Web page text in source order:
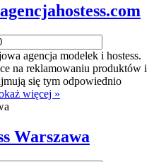
agencja modelek i hostess.
na reklamowaniu produktów i
się tym odpowiednio
więcej »
Warszawa